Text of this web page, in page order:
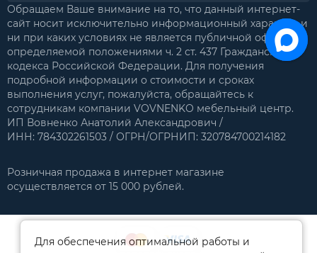
Обращаем Ваше внимание на то, что данный интернет-
сайт носит исключительно информационный характер и
ни при каких условиях не является публичной офертой,
определяемой положениями ч. 2 ст. 437 Гражданского
кодекса Российской Федерации. Для получения
подробной информации о стоимости и сроках
выполнения услуг, пожалуйста, обращайтесь к
сотрудникам компании VOVNENKO мебельный центр.
ИП Вовненко Анатолий Александрович /
ИНН: 784302261503 / ОГРН/ОГРНИП: 320784700214182
Розничная продажа в интернет магазине
осуществляется от 15 000 рублей.
Для обеспечения оптимальной работы и